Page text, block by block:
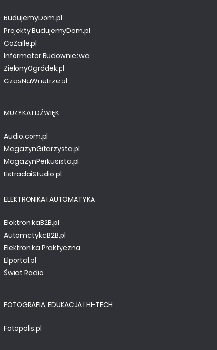
BudujemyDom.pl
Projekty.BudujemyDom.pl
CoZaIle.pl
Informator Budownictwa
ZielonyOgródek.pl
CzasNaWnetrze.pl
MUZYKA I DŹWIĘK
Audio.com.pl
MagazynGitarzysta.pl
MagazynPerkusista.pl
EstradaiStudio.pl
ELEKTRONIKA I AUTOMATYKA
ElektronikaB2B.pl
AutomatykaB2B.pl
Elektronika Praktyczna
Elportal.pl
Świat Radio
FOTOGRAFIA, EDUKACJA I HI-TECH
Fotopolis.pl